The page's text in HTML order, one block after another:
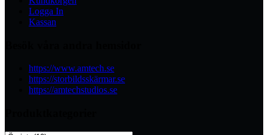
Logga In
Kassan
https://www.amtech.se
https://storbildsskärmar.se
https://amtechstudios.se